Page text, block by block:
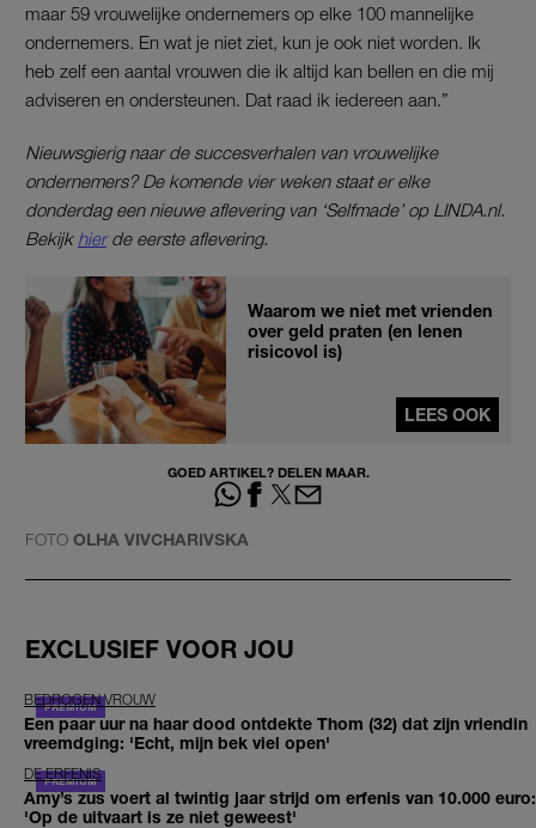
maar 59 vrouwelijke ondernemers op elke 100 mannelijke
ondernemers. En wat je niet ziet, kun je ook niet worden. Ik
heb zelf een aantal vrouwen die ik altijd kan bellen en die mij
adviseren en ondersteunen. Dat raad ik iedereen aan.”
Nieuwsgierig naar de succesverhalen van vrouwelijke
ondernemers? De komende vier weken staat er elke
donderdag een nieuwe aflevering van ‘Selfmade’ op LINDA.nl.
Bekijk hierde eerste aflevering.
Waarom we niet met vrienden
over geld praten (en lenen
risicovol is)
LEES OOK
GOED ARTIKEL? DELEN MAAR.
FOTO OLHA VIVCHARIVSKA
EXCLUSIEF VOOR JOU
BEDROGEN VROUW
Een paar uur na haar dood ontdekte Thom (32) dat zijn vriendin
vreemdging: 'Echt, mijn bek viel open'
DE ERFENIS
Amy’s zus voert al twintig jaar strijd om erfenis van 10.000 euro:
'Op de uitvaart is ze niet geweest'